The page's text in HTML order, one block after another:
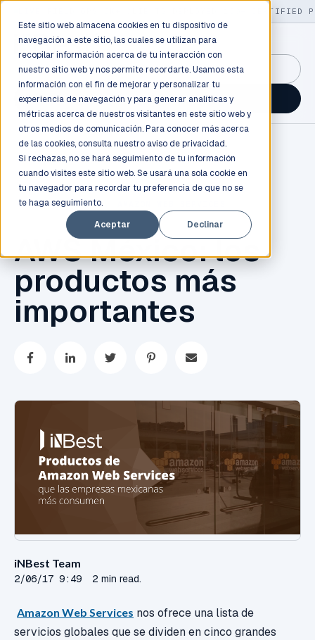
Este sitio web almacena cookies en tu dispositivo de
navegación a este sitio, las cuales se utilizan para
recopilar información acerca de tu interacción con
nuestro sitio web y nos permite recordarte. Usamos esta
información con el fin de mejorar y personalizar tu
experiencia de navegación y para generar analíticas y
métricas acerca de nuestros visitantes en este sitio web y
otros medios de comunicación. Para conocer más acerca
de las cookies, consulta nuestro aviso de privacidad.
Si rechazas, no se hará seguimiento de tu información
cuando visites este sitio web. Se usará una sola cookie en
tu navegador para recordar tu preferencia de que no se
te haga seguimiento.
Aceptar
Declinar
130+ CERTIFIED
GuidancePlex →
Talk to an engineer →
CLOUD COMPUTING
AWS México: los
productos más
importantes
iNBest Team
2/06/17 9:49 2 min read.
Amazon Web Services nos ofrece una lista de
servicios globales que se dividen en cinco grandes